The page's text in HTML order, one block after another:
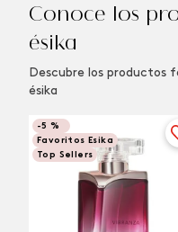
Conoce los
ésika
Descubre los productos
ésika
-5 %
Favoritos Esika
Top Sellers